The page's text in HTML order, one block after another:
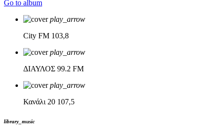
Go to album
play_arrow
City FM 103,8
play_arrow
ΔΙΑΥΛΟΣ 99.2 FM
play_arrow
Κανάλι 20 107,5
library_music